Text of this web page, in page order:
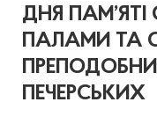
ДНЯ ПАМ’ЯТІ
ПАЛАМИ ТА
ПЕЧЕРСЬКИХ